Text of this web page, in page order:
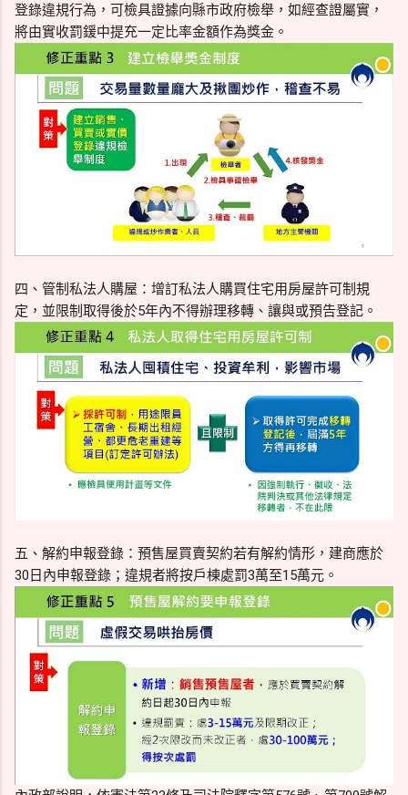
登錄違規行為，可檢具證據向縣市政府檢舉，如經查證屬實，
將由實收罰鍰中提充一定比率金額作為獎金。
四、管制私法人購屋：增訂私法人購買住宅用房屋許可制規
定，並限制取得後於5年內不得辦理移轉、讓與或預告登記。
五、解約申報登錄：預售屋買賣契約若有解約情形，建商應於
30日內申報登錄；違規者將按戶棟處罰3萬至15萬元。